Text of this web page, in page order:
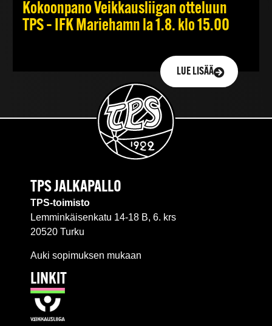
Kokoonpano Veikkausliigan otteluun
TPS – IFK Mariehamn la 1.8. klo 15.00
LUE LISÄÄ
TPS JALKAPALLO
TPS-toimisto
Lemminkäisenkatu 14-18 B, 6. krs
20520 Turku
Auki sopimuksen mukaan
LINKIT